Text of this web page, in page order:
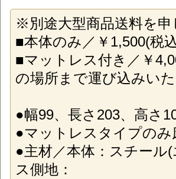
※別途大型商品送料を申
■本体のみ／￥1,500(税
■マットレス付き／￥
の場所まで運び込みいた
●幅99、長さ203、高さ
●マットレスタイプのみ
●主材／本体：スチール
ス側地：